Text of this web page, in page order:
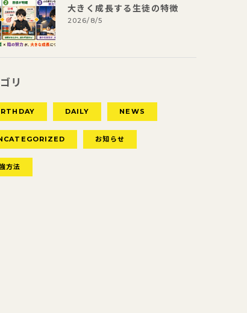
大きく成長する生徒の特徴
2026/8/5
リ
DAILY NEWS
お知らせ
方法